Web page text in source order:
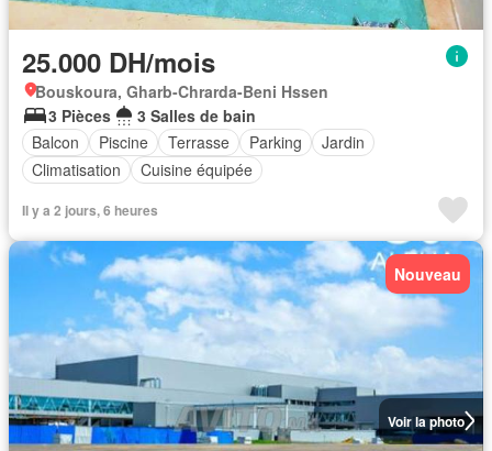
25.000 DH/mois
Bouskoura, Gharb-Chrarda-Beni Hssen
3 Pièces
3 Salles de bain
Balcon
Piscine Terrasse Parking
Jardin
Climatisation
Cuisine équipée
Il y a 2 jours, 6 heures
Voir la photo
Nouveau